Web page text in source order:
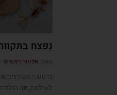
נִפצח
אלינור רחמים
ברגשות מעורבים
לאילנות, יום